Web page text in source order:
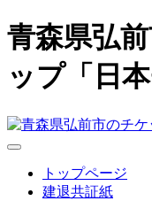
青森県弘
ップ「日
トップページ
建退共証紙